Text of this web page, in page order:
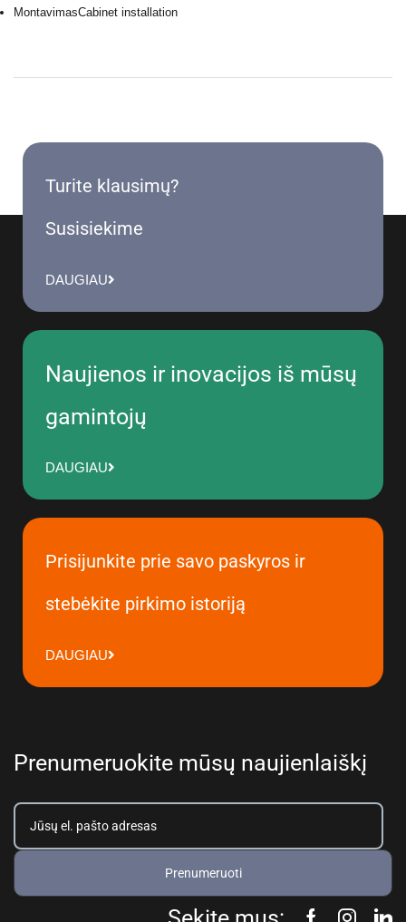
MontavimasCabinet installation
Turite klausimų?
Susisiekime
DAUGIAU
Naujienos ir inovacijos iš mūsų
gamintojų
DAUGIAU
Prisijunkite prie savo paskyros ir
stebėkite pirkimo istoriją
DAUGIAU
Prenumeruokite mūsų naujienlaiškį
Prenumeruoti